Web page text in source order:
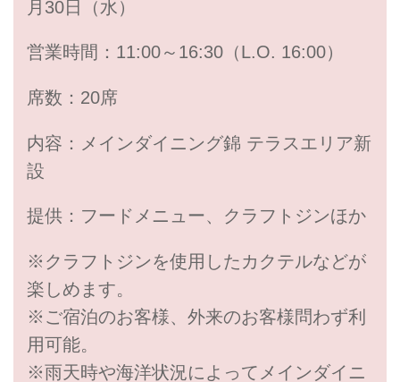
月30日（水）
営業時間：11:00～16:30（L.O. 16:00）
席数：20席
内容：メインダイニング錦 テラスエリア新
設
提供：フードメニュー、クラフトジンほか
※クラフトジンを使用したカクテルなどが
楽しめます。
※ご宿泊のお客様、外来のお客様問わず利
用可能。
※雨天時や海洋状況によってメインダイニ